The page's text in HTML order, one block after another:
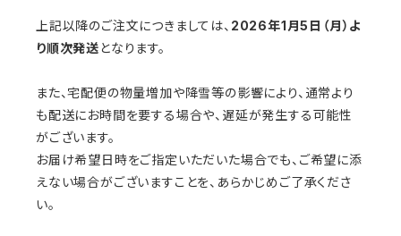
上記以降のご注文につきましては、 2026年1月5日（月）よ
り順次発送となります。
また、宅配便の物量増加や降雪等の影響により、通常より
も配送にお時間を要する場合や、遅延が発生する可能性
がございます。
お届け希望日時をご指定いただいた場合でも、ご希望に添
えない場合がございますことを、あらかじめご了承くださ
い。